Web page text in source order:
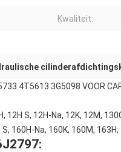
Kwaliteit:
4T5613 3G5098 VOOR
S, 12H-Na, 12K, 12M,
160H-Na, 160K, 160M,